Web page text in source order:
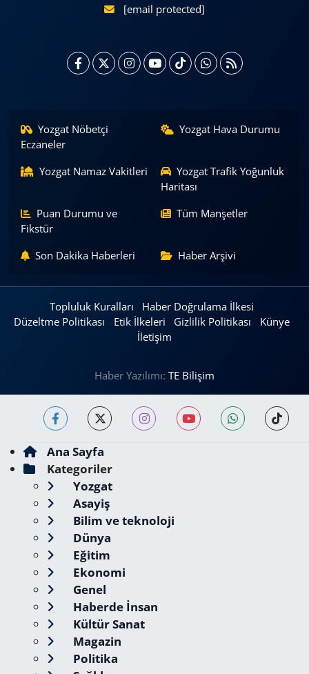
[email protected]
Yozgat Nöbetçi
Eczaneler
Yozgat Hava Durumu
Yozgat Namaz Vakitleri
Yozgat Trafik Yoğunluk
Haritası
Puan Durumu ve
Fikstür
Tüm Manşetler
Son Dakika Haberleri Haber Arşivi
Topluluk Kuralları
Haber Doğrulama İlkesi
Düzeltme Politikası
Etik İlkeleri Gizlilik Politikası
Künye
İletişim
Haber Yazılımı: TE Bilişim
Ana Sayfa
Kategoriler
Yozgat
Asayiş
Bilim ve teknoloji
Dünya
Eğitim
Ekonomi
Genel
Haberde İnsan
Kültür Sanat
Magazin
Politika